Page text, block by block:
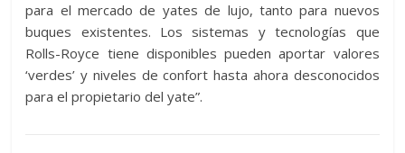
para el mercado de yates de lujo, tanto para nuevos
buques existentes. Los sistemas y tecnologías que
Rolls-Royce tiene disponibles pueden aportar valores
‘verdes’ y niveles de confort hasta ahora desconocidos
para el propietario del yate”.